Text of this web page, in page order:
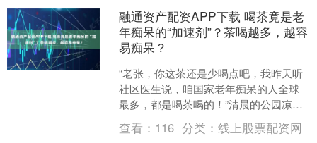
融通资产配资APP下载 喝茶竟是老
年痴呆的“加速剂”？茶喝越多，越容
易痴呆？
“老张，你这茶还是少喝点吧，我昨天听
社区医生说，咱国家老年痴呆的人全球
最多，都是喝茶喝的！”清晨的公园凉亭
里，58岁的李大爷刚摆好棋盘，就被棋
友的话浇了一盆冷水....
查看： 116 分类：线上股票配资网